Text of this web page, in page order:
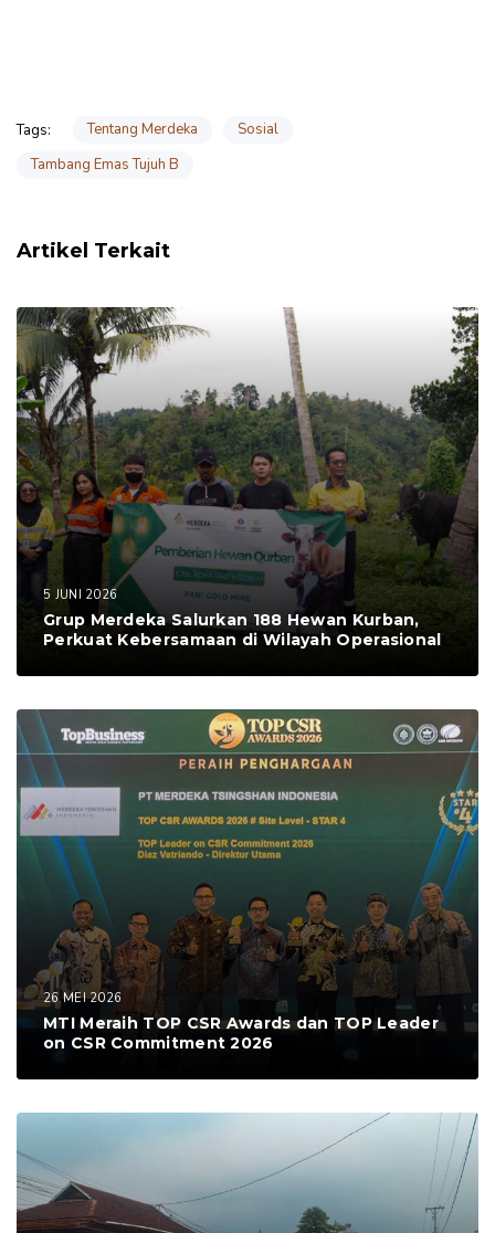
Tags: Tentang Merdeka
Sosial
Tambang Emas Tujuh B
Artikel Terkait
5 JUNI 2026
Grup Merdeka Salurkan 188 Hewan Kurban,
Perkuat Kebersamaan di Wilayah Operasional
26 MEI 2026
MTI Meraih TOP CSR Awards dan TOP Leader
on CSR Commitment 2026